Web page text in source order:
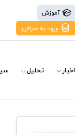
آموزش
ورود به صرافی
اخبار تحلیل